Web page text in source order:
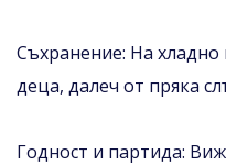
Съхранение: На хладно
деца, далеч от пряка
Годност и партида: